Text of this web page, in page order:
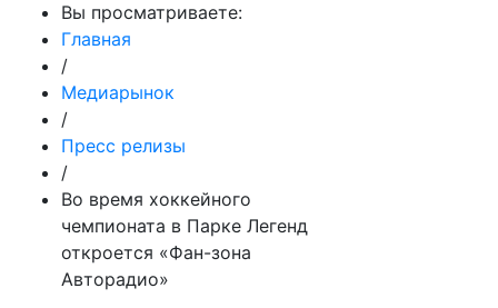
Вы просматриваете:
Главная
/
Медиарынок
/
Пресс релизы
/
Во время хоккейного
чемпионата в Парке Легенд
откроется «Фан-зона
Авторадио»